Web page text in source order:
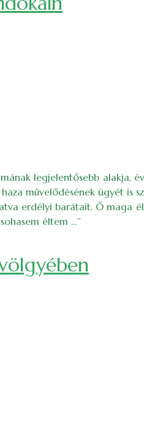
legjelentősebb
művelődésének ügyét is
erdélyi barátait. Ő
éltem …”